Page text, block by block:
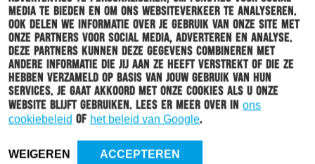
media te bieden en om ons websiteverkeer te analyseren.
Ook delen we informatie over je gebruik van onze site met
onze partners voor social media, adverteren en analyse.
Deze partners kunnen deze gegevens combineren met
andere informatie die jij aan ze heeft verstrekt of die ze
hebben verzameld op basis van jouw gebruik van hun
services. Je gaat akkoord met onze cookies als u onze
website blijft gebruiken. Lees er meer over in ons
cookiebeleid of het beleid van Google.
WEIGEREN ACCEPTEREN
Schrijf je in voor onze nieuwsbrief
nieuwsbrief van Heracles Almelo. Doordat je zelf aan